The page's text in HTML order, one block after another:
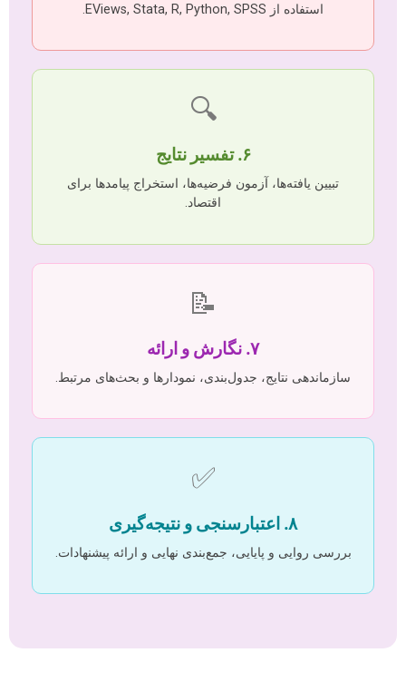
استفاده از EViews, Stata, R, Python, SPSS.
🔍
۶. تفسیر نتایج
تبیین یافته‌ها، آزمون فرضیه‌ها، استخراج پیامدها برای
اقتصاد.
📝
۷. نگارش و ارائه
سازماندهی نتایج، جدول‌بندی، نمودارها و بحث‌های مرتبط.
✅
۸. اعتبارسنجی و نتیجه‌گیری
بررسی روایی و پایایی، جمع‌بندی نهایی و ارائه پیشنهادات.